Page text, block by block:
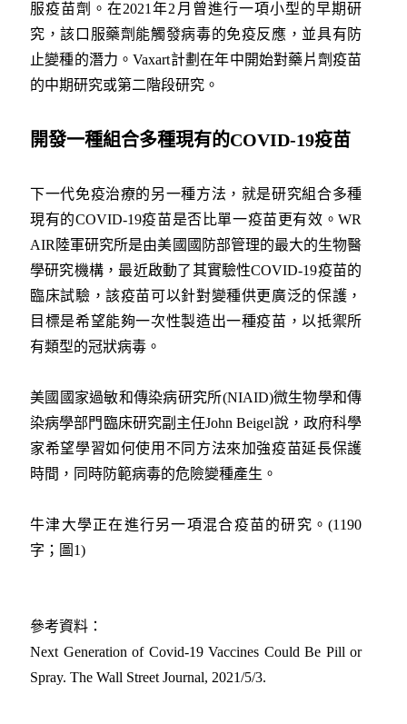
服疫苗劑。在2021年2月曾進行一項小型的早期研
究，該口服藥劑能觸發病毒的免疫反應，並具有防
止變種的潛力。Vaxart計劃在年中開始對藥片劑疫苗
的中期研究或第二階段研究。
開發一種組合多種現有的COVID-19疫苗
下一代免疫治療的另一種方法，就是研究組合多種
現有的COVID-19疫苗是否比單一疫苗更有效。WR
AIR陸軍研究所是由美國國防部管理的最大的生物醫
學研究機構，最近啟動了其實驗性COVID-19疫苗的
臨床試驗，該疫苗可以針對變種供更廣泛的保護，
目標是希望能夠一次性製造出一種疫苗，以抵禦所
有類型的冠狀病毒。
美國國家過敏和傳染病研究所(NIAID)微生物學和傳
染病學部門臨床研究副主任John Beigel說，政府科學
家希望學習如何使用不同方法來加強疫苗延長保護
時間，同時防範病毒的危險變種產生。
牛津大學正在進行另一項混合疫苗的研究。(1190
字；圖1)
參考資料：
Next Generation of Covid-19 Vaccines Could Be Pill or
Spray. The Wall Street Journal, 2021/5/3.